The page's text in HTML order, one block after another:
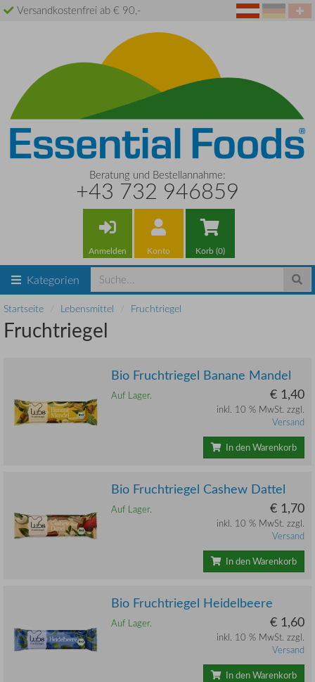
Versandkostenfrei ab € 90,-
Beratung und Bestellannahme:
+43 732 946859
Anmelden Konto Korb (0)
Kategorien
Startseite Lebensmittel Fruchtriegel
Fruchtriegel
Bio Fruchtriegel Banane Mandel
Auf Lager. € 1,40
inkl. 10 % MwSt. zzgl.
Versand
In den Warenkorb
Bio Fruchtriegel Cashew Dattel
Auf Lager. € 1,70
inkl. 10 % MwSt. zzgl.
Versand
In den Warenkorb
Bio Fruchtriegel Heidelbeere
Auf Lager. € 1,60
inkl. 10 % MwSt. zzgl.
Versand
In den Warenkorb